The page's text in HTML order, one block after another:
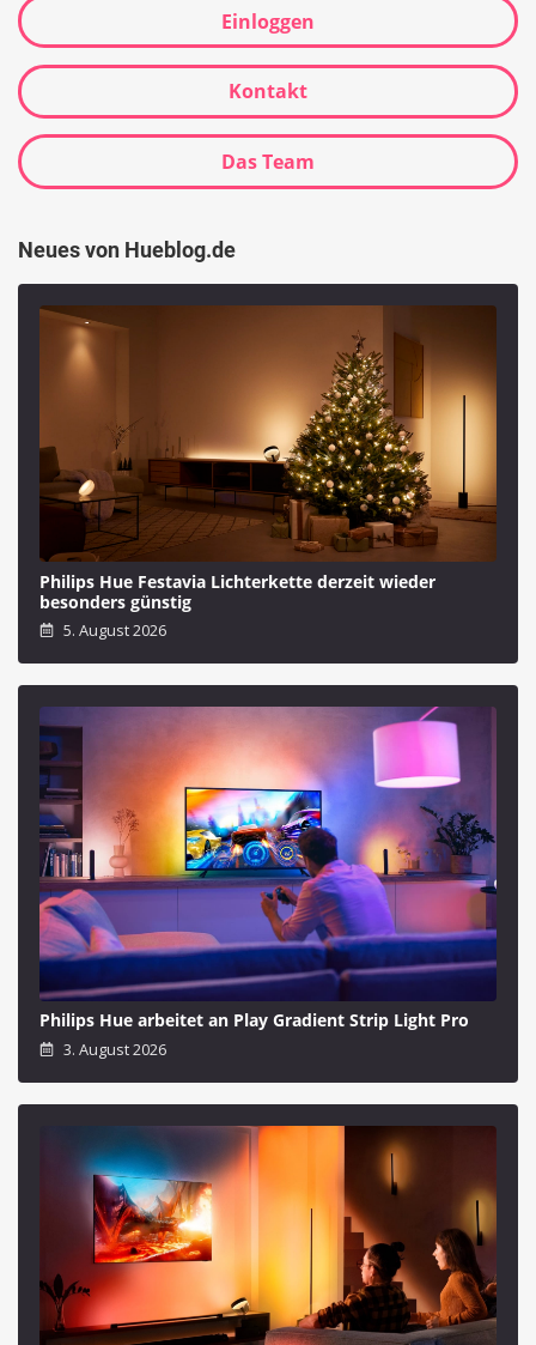
Einloggen
Kontakt
Das Team
Neues von Hueblog.de
Philips Hue Festavia Lichterkette derzeit wieder
besonders günstig
5. August 2026
Philips Hue arbeitet an Play Gradient Strip Light Pro
3. August 2026